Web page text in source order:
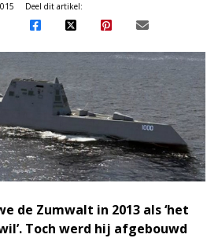
Deel dit artikel:
de Zumwalt in 2013 als ‘het
Toch werd hij afgebouwd